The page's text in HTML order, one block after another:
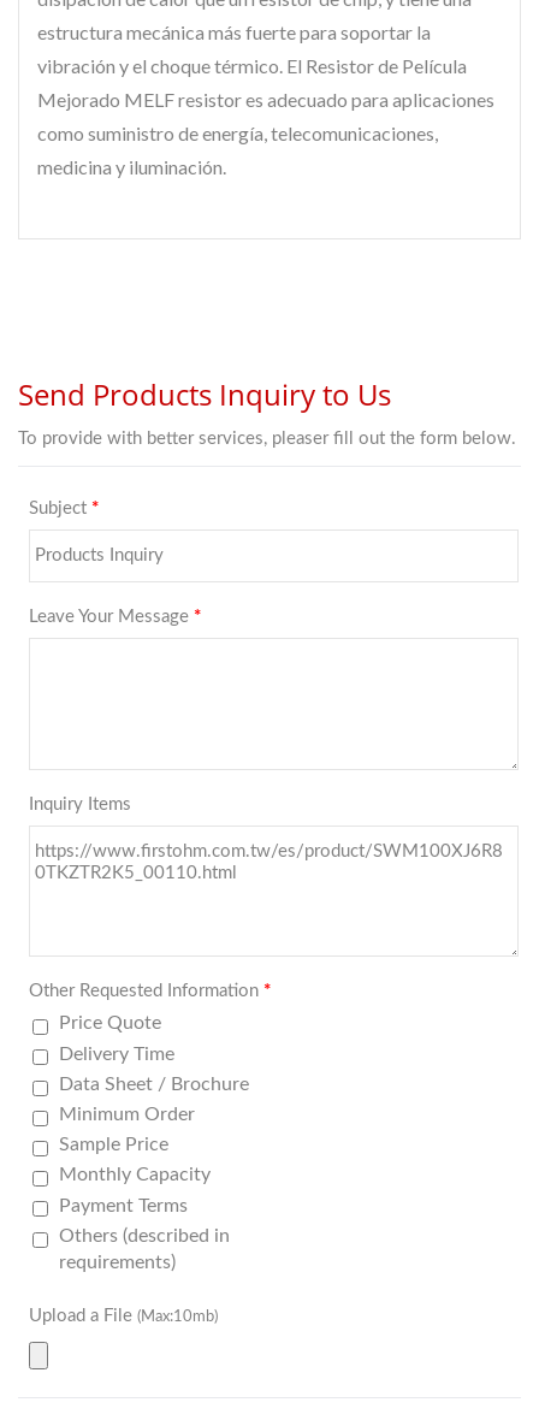
estructura mecánica más fuerte para soportar la
vibración y el choque térmico. El Resistor de Película
Mejorado MELF resistor es adecuado para aplicaciones
como suministro de energía, telecomunicaciones,
medicina y iluminación.